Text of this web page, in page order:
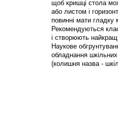
щоб кришці стола
або листом і
повинні мати
Рекомендуються
і створюють
Наукове
обладнання шкільних
(колишня назва -